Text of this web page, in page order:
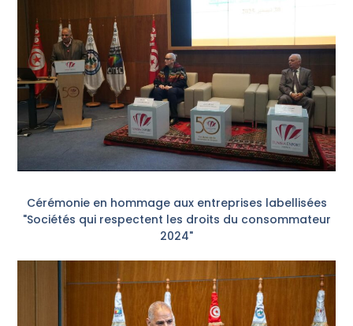
Cérémonie en hommage aux entreprises labellisées
"Sociétés qui respectent les droits du consommateur
2024"